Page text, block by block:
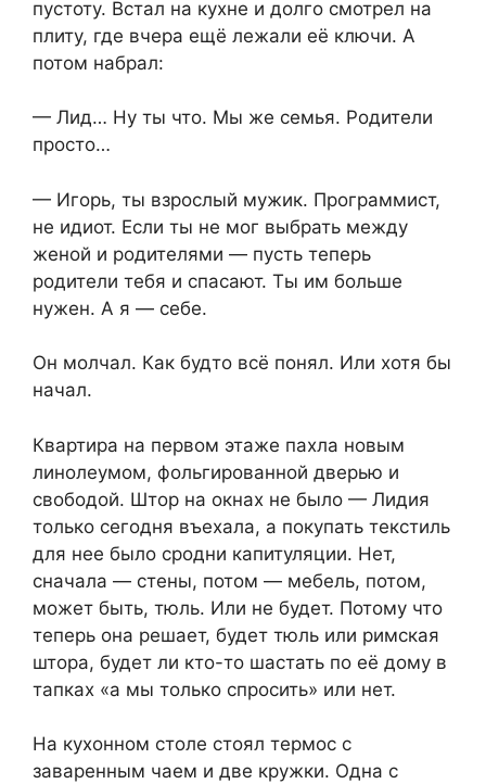
пустоту. Встал на кухне и долго смотрел на
плиту, где вчера ещё лежали её ключи. А
потом набрал:
— Лид… Ну ты что. Мы же семья. Родители
просто…
— Игорь, ты взрослый мужик. Программист,
не идиот. Если ты не мог выбрать между
женой и родителями — пусть теперь
родители тебя и спасают. Ты им больше
нужен. А я — себе.
Он молчал. Как будто всё понял. Или хотя бы
начал.
Квартира на первом этаже пахла новым
линолеумом, фольгированной дверью и
свободой. Штор на окнах не было — Лидия
только сегодня въехала, а покупать текстиль
для нее было сродни капитуляции. Нет,
сначала — стены, потом — мебель, потом,
может быть, тюль. Или не будет. Потому что
теперь она решает, будет тюль или римская
штора, будет ли кто-то шастать по её дому в
тапках «а мы только спросить» или нет.
На кухонном столе стоял термос с
заваренным чаем и две кружки. Одна с